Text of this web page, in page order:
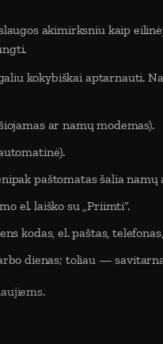
akimirksniu kaip
kokybiškai aptarnauti.
ar namų modemas).
paštomatas šalia
el. laiško su „Priimti“.
kodas, el. paštas,
dienas; toliau —